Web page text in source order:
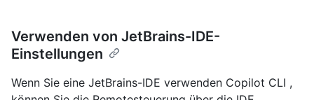
Verwenden von JetBrains-IDE-
Einstellungen
Wenn Sie eine JetBrains-IDE verwenden Copilot CLI ,